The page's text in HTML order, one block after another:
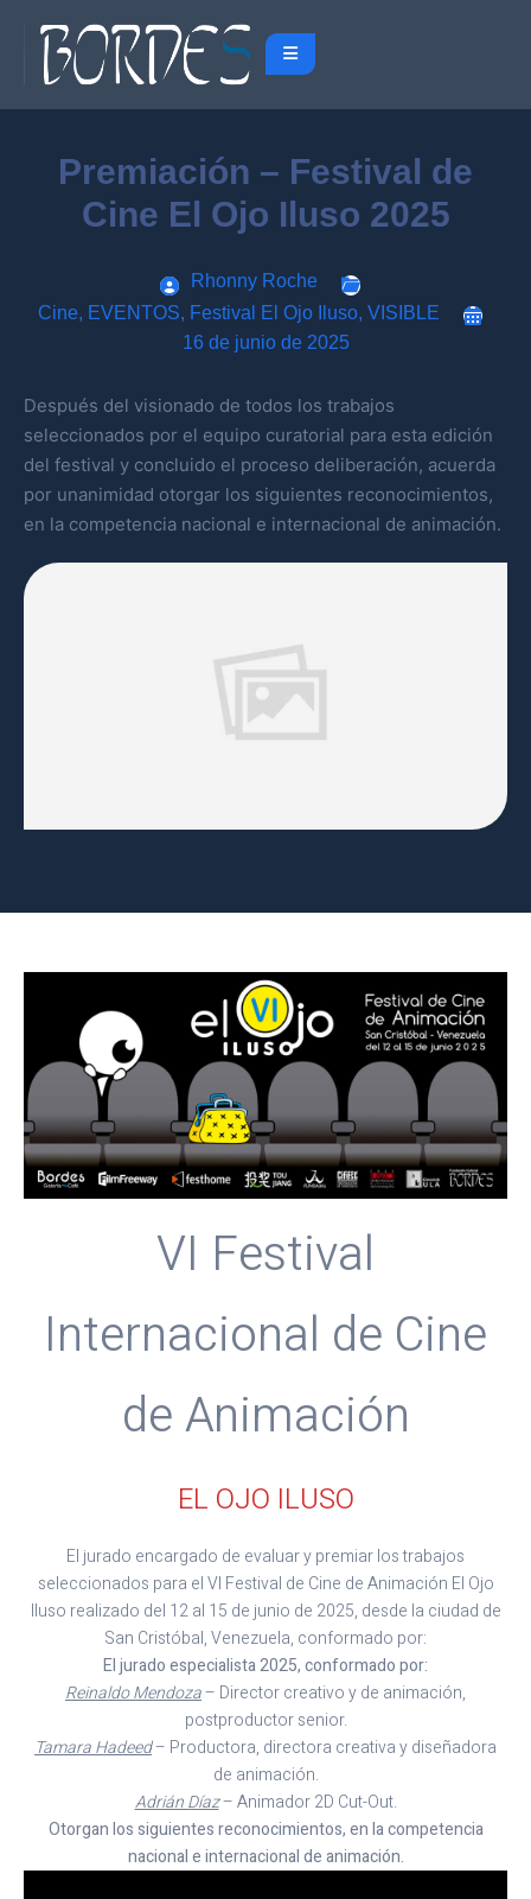
Premiación – Festival de
Cine El Ojo Iluso 2025
Rhonny Roche
Cine, EVENTOS, Festival El Ojo Iluso, VISIBLE
16 de junio de 2025
Después del visionado de todos los trabajos
seleccionados por el equipo curatorial para esta edición
del festival y concluido el proceso deliberación, acuerda
por unanimidad otorgar los siguientes reconocimientos,
en la competencia nacional e internacional de animación.
VI Festival
Internacional de Cine
de Animación
EL OJO ILUSO
El jurado encargado de evaluar y premiar los trabajos
seleccionados para el VI Festival de Cine de Animación El Ojo
Iluso realizado del 12 al 15 de junio de 2025, desde la ciudad de
San Cristóbal, Venezuela, conformado por:
El jurado especialista 2025, conformado por:
Reinaldo Mendoza– Director creativo y de animación,
postproductor senior.
Tamara Hadeed– Productora, directora creativa y diseñadora
de animación.
Adrián Díaz– Animador 2D Cut-Out.
Otorgan los siguientes reconocimientos, en la competencia
nacional e internacional de animación.